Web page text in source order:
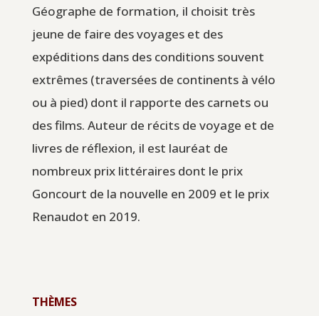
Géographe de formation, il choisit très
jeune de faire des voyages et des
expéditions dans des conditions souvent
extrêmes (traversées de continents à vélo
ou à pied) dont il rapporte des carnets ou
des films. Auteur de récits de voyage et de
livres de réflexion, il est lauréat de
nombreux prix littéraires dont le prix
Goncourt de la nouvelle en 2009 et le prix
Renaudot en 2019.
THÈMES